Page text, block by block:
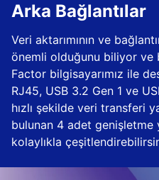
Arka Bağlantılar
Veri aktarımının ve
önemli olduğunu biliyor ve
Factor bilgisayarımız ile
RJ45, USB 3.2 Gen 1 ve
hızlı şekilde veri transferi
bulunan 4 adet genişletme
kolaylıkla